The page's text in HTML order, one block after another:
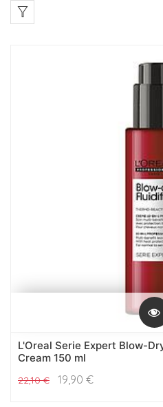
L'Oreal Serie Expert Blow-
Cream 150 ml
22,10€ 19,90 €